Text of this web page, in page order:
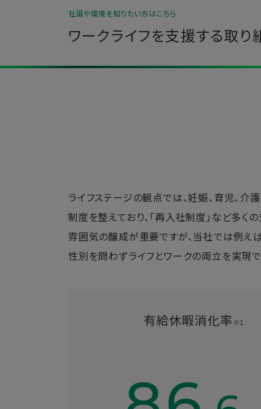
社風や環境を知りたい方はこちら
ワークライフを支援する取り
ライフステージの観点では、妊娠、育児、介
制度を整えており、「再入社制度」など多
雰囲気の醸成が重要ですが、当社では例え
性別を問わずライフとワークの両立を実現
有給休暇消化率※1